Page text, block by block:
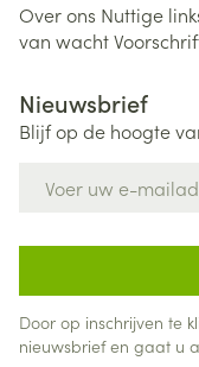
Over ons Nuttige
van wacht
Nieuwsbrief
Blijf op de hoogte
Door op inschrijven te
nieuwsbrief en gaat u